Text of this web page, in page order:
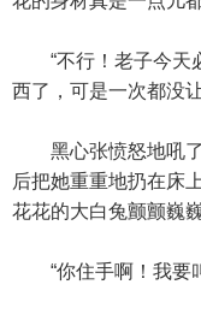
“不行！老子今天
西了，可是一次都没
黑心张愤怒地吼了
后把她重重地扔在床
花花的大白兔颤颤巍
“你住手啊！我要